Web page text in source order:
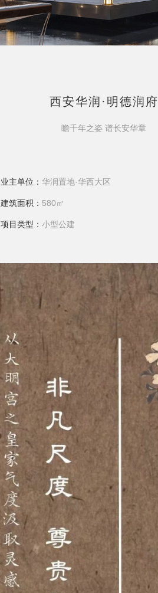
西安华润·明德润府
瞻千年之姿 谱长安华章
业主单位：华润置地·华西大区
建筑面积： 580㎡
项目类型：小型公建